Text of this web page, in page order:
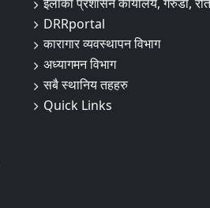
DRRportal
कारागार व्यवस्थापन विभाग
अध्यागमन विभाग
सबै स्थानिय तहहरु
Quick Links